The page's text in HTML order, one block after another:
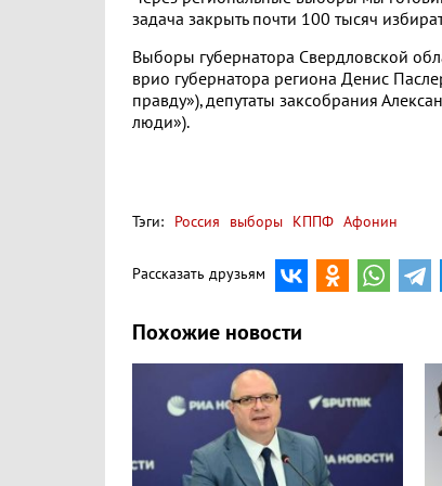
задача закрыть почти 100 тысяч
Выборы губернатора Свердловской
врио губернатора региона Денис
правду»), депутаты заксобрания
люди»).
Тэги: Россия выборы КППФ Афонин
Рассказать друзьям
Похожие новости